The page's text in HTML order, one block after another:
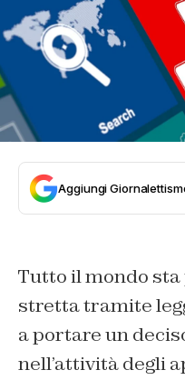
Aggiungi
Tutto il mondo
stretta tramite
a portare un
nell’attività degli